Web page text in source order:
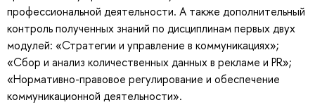
профессиональной деятельности. А также дополнительный
контроль полученных знаний по дисциплинам первых двух
модулей: «Стратегии и управление в коммуникациях»;
«Сбор и анализ количественных данных в рекламе и PR»;
«Нормативно-правовое регулирование и обеспечение
коммуникационной деятельности».